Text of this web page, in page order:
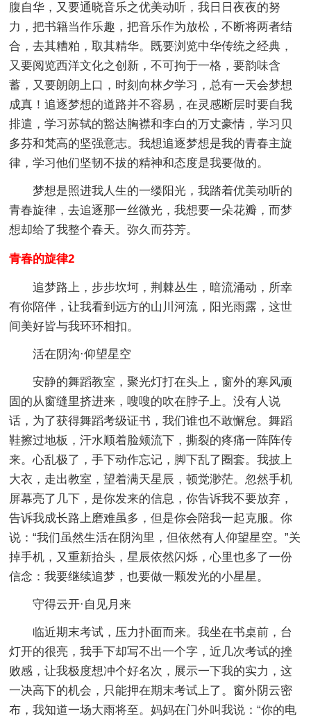
腹自华，又要通晓音乐之优美动听，我日日夜夜的努
力，把书籍当作乐趣，把音乐作为放松，不断将两者结
合，去其糟粕，取其精华。既要浏览中华传统之经典，
又要阅览西洋文化之创新，不可拘于一格，要韵味含
蓄，又要朗朗上口，时刻向林夕学习，总有一天会梦想
成真！追逐梦想的道路并不容易，在灵感断层时要自我
排遣，学习苏轼的豁达胸襟和李白的万丈豪情，学习贝
多芬和梵高的坚强意志。我想追逐梦想是我的青春主旋
律，学习他们坚韧不拔的精神和态度是我要做的。
梦想是照进我人生的一缕阳光，我踏着优美动听的
青春旋律，去追逐那一丝微光，我想要一朵花瓣，而梦
想却给了我整个春天。弥久而芬芳。
青春的旋律2
追梦路上，步步坎坷，荆棘丛生，暗流涌动，所幸
有你陪伴，让我看到远方的山川河流，阳光雨露，这世
间美好皆与我环环相扣。
活在阴沟·仰望星空
安静的舞蹈教室，聚光灯打在头上，窗外的寒风顽
固的从窗缝里挤进来，嗖嗖的吹在脖子上。没有人说
话，为了获得舞蹈考级证书，我们谁也不敢懈怠。舞蹈
鞋擦过地板，汗水顺着脸颊流下，撕裂的疼痛一阵阵传
来。心乱极了，手下动作忘记，脚下乱了圈套。我披上
大衣，走出教室，望着满天星辰，顿觉渺茫。忽然手机
屏幕亮了几下，是你发来的信息，你告诉我不要放弃，
告诉我成长路上磨难虽多，但是你会陪我一起克服。你
说：“我们虽然生活在阴沟里，但依然有人仰望星空。”关
掉手机，又重新抬头，星辰依然闪烁，心里也多了一份
信念：我要继续追梦，也要做一颗发光的小星星。
守得云开·自见月来
临近期末考试，压力扑面而来。我坐在书桌前，台
灯开的很亮，我手下却写不出一个字，近几次考试的挫
败感，让我极度想冲个好名次，展示一下我的实力，这
一决高下的机会，只能押在期末考试上了。窗外阴云密
布，我知道一场大雨将至。妈妈在门外叫我说：“你的电